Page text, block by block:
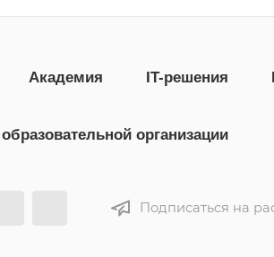
Академия IT-решения
организации
Подписаться на